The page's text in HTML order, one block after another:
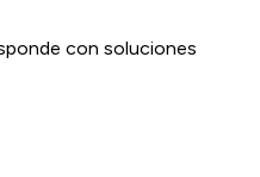
con soluciones